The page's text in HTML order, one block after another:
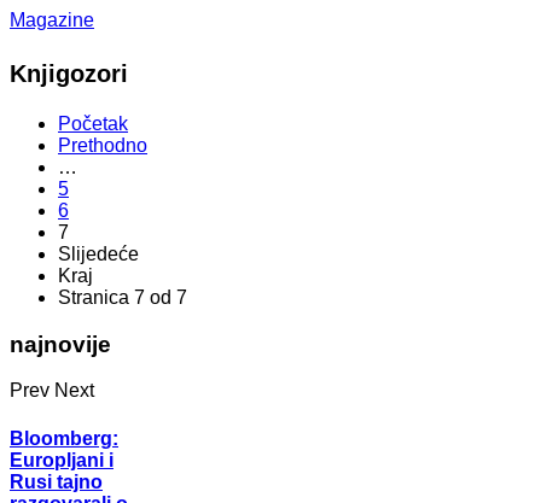
Magazine
Knjigozori
Početak
Prethodno
…
5
6
7
Slijedeće
Kraj
Stranica 7 od 7
najnovije
Prev Next
Bloomberg:
Europljani i
Rusi tajno